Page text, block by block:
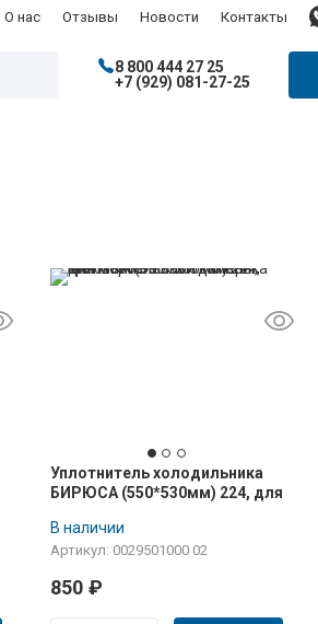
О нас Отзывы Новости Контакты
8 800 444 27 25
+7 (929) 081-27-25
Уплотнитель холодильника
БИРЮСА (550*530мм) 224, для
крепление в паз
В наличии
Артикул: 0029501000 02
850 ₽